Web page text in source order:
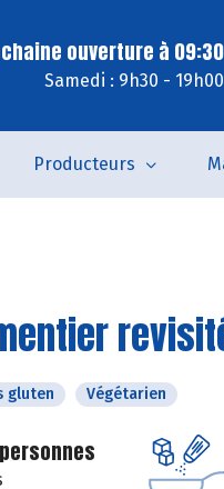
ouverture à 09:30
Samedi : 9h30 - 19h00
Producteurs
gluten Végétarien